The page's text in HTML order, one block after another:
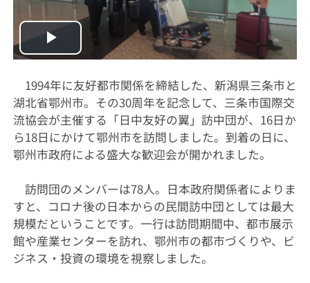
Play
Video
1994年に友好都市関係を締結した、新潟県三条市と
湖北省鄂州市。その30周年を記念して、三条市国際交
流協会が主催する「日中友好の翼」訪中団が、16日か
ら18日にかけて鄂州市を訪問しました。到着の日に、
鄂州市政府による盛大な歓迎会が開かれました。
訪問団のメンバーは78人。日本政府関係者によりま
すと、コロナ後の日本からの民間訪中団としては最大
規模だということです。一行は訪問期間中、都市展示
館や産業センターを訪れ、鄂州市の都市づくりや、ビ
ジネス・投資の環境を視察しました。